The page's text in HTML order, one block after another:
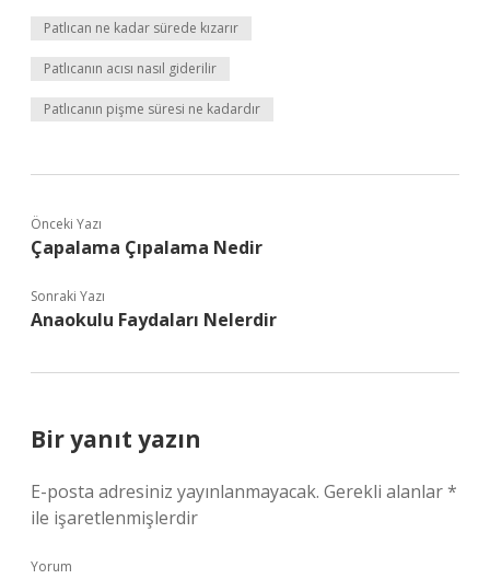
Patlıcan ne kadar sürede kızarır
Patlıcanın acısı nasıl giderilir
Patlıcanın pişme süresi ne kadardır
Önceki Yazı
Çapalama Çıpalama Nedir
Sonraki Yazı
Anaokulu Faydaları Nelerdir
Bir yanıt yazın
E-posta adresiniz yayınlanmayacak. Gerekli alanlar*
ile işaretlenmişlerdir
Yorum